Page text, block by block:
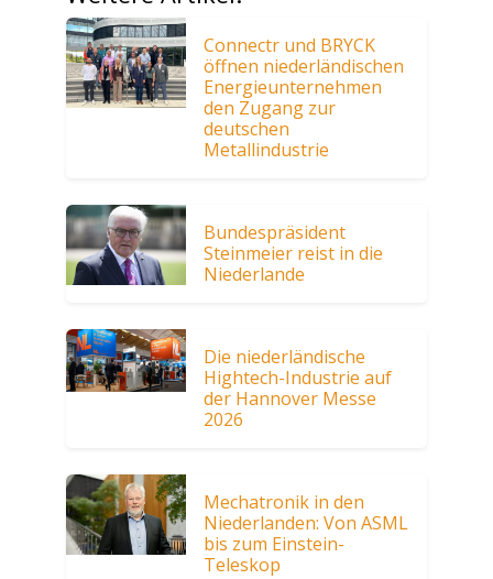
Connectr und BRYCK
öffnen niederländischen
Energieunternehmen
den Zugang zur
deutschen
Metallindustrie
Bundespräsident
Steinmeier reist in die
Niederlande
Die niederländische
Hightech-Industrie auf
der Hannover Messe
2026
Mechatronik in den
Niederlanden: Von ASML
bis zum Einstein-
Teleskop